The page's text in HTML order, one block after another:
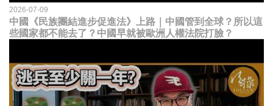
2026-07-09
中國《民族團結進步促進法》上路｜中國管到全球？所以這
些國家都不能去了？中國早就被歐洲人權法院打臉？